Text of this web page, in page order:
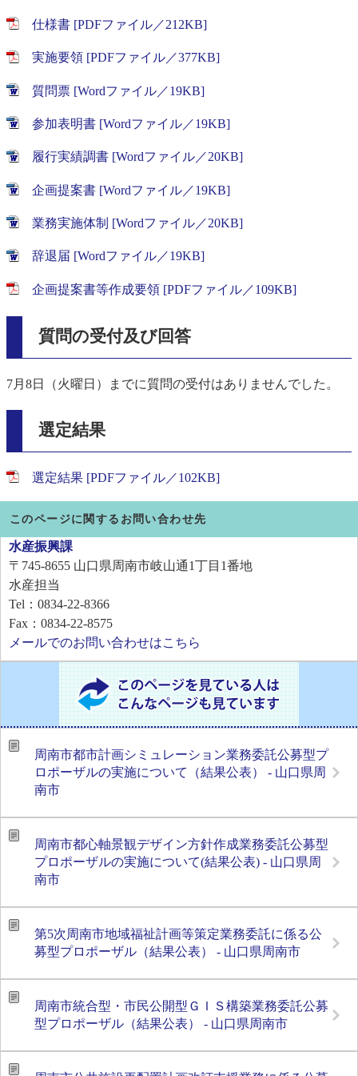
仕様書 [PDFファイル／212KB]
実施要領 [PDFファイル／377KB]
質問票 [Wordファイル／19KB]
参加表明書 [Wordファイル／19KB]
履行実績調書 [Wordファイル／20KB]
企画提案書 [Wordファイル／19KB]
業務実施体制 [Wordファイル／20KB]
辞退届 [Wordファイル／19KB]
企画提案書等作成要領 [PDFファイル／109KB]
質問の受付及び回答
7月8日（火曜日）までに質問の受付はありませんでした。
選定結果
選定結果 [PDFファイル／102KB]
このページに関するお問い合わせ先
水産振興課
〒745-8655 山口県周南市岐山通1丁目1番地
水産担当
Tel：0834-22-8366
Fax：0834-22-8575
メールでのお問い合わせはこちら
周南市都市計画シミュレーション業務委託公募型プ
ロポーザルの実施について（結果公表） - 山口県周
南市
周南市都心軸景観デザイン方針作成業務委託公募型
プロポーザルの実施について(結果公表) - 山口県周
南市
第5次周南市地域福祉計画等策定業務委託に係る公
募型プロポーザル（結果公表） - 山口県周南市
周南市統合型・市民公開型ＧＩＳ構築業務委託公募
型プロポーザル（結果公表） - 山口県周南市